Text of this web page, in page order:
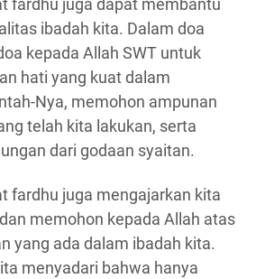
fardhu juga dapat membantu
ibadah kita. Dalam doa
kepada Allah SWT untuk
hati yang kuat dalam
Nya, memohon ampunan
telah kita lakukan, serta
dari godaan syaitan.
fardhu juga mengajarkan kita
memohon kepada Allah atas
yang ada dalam ibadah kita.
menyadari bahwa hanya